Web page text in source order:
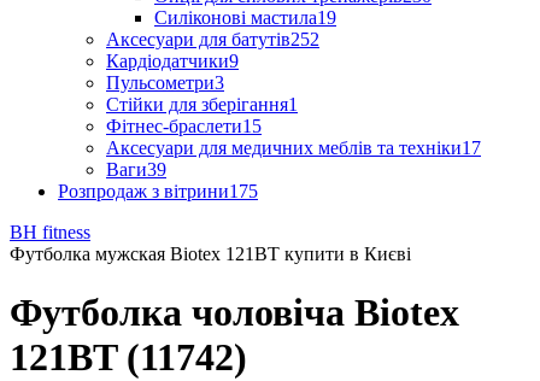
Силіконові мастила19
Аксесуари для батутів252
Кардіодатчики9
Пульсометри3
Стійки для зберігання1
Фітнес-браслети15
Аксесуари для медичних меблів та техніки17
Ваги39
Розпродаж з вітрини175
BH fitness
Футболка мужская Biotex 121BT купити в Києві
Футболка чоловіча Biotex
121BT (11742)